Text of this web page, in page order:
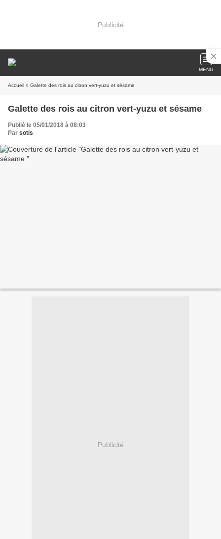
Publicité
MENU
Accueil » Galette des rois au citron vert-yuzu et sésame
Galette des rois au citron vert-yuzu et sésame
Publié le 05/01/2018 à 08:03
Par sotis
Publicité